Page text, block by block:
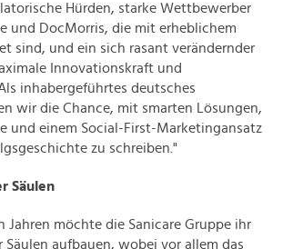
Hürden, starke Wettbewerber
und DocMorris, die mit erheblichem
sind, und ein sich rasant verändernder
Innovationskraft und
inhabergeführtes deutsches
wir die Chance, mit smarten Lösungen,
und einem Social-First-Marketingansatz
zu schreiben."
Säulen
Jahren möchte die Sanicare Gruppe ihr
aufbauen, wobei vor allem das